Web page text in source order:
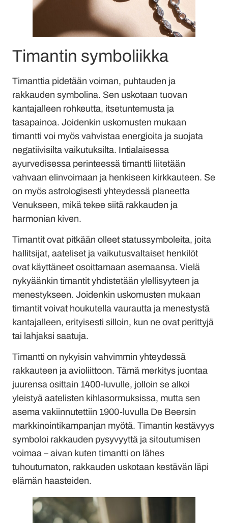
Timantin symboliikka
Timanttia pidetään voiman, puhtauden ja
rakkauden symbolina. Sen uskotaan tuovan
kantajalleen rohkeutta, itsetuntemusta ja
tasapainoa. Joidenkin uskomusten mukaan
timantti voi myös vahvistaa energioita ja suojata
negatiivisilta vaikutuksilta. Intialaisessa
ayurvedisessa perinteessä timantti liitetään
vahvaan elinvoimaan ja henkiseen kirkkauteen. Se
on myös astrologisesti yhteydessä planeetta
Venukseen, mikä tekee siitä rakkauden ja
harmonian kiven.
Timantit ovat pitkään olleet statussymboleita, joita
hallitsijat, aateliset ja vaikutusvaltaiset henkilöt
ovat käyttäneet osoittamaan asemaansa. Vielä
nykyäänkin timantit yhdistetään ylellisyyteen ja
menestykseen. Joidenkin uskomusten mukaan
timantit voivat houkutella vaurautta ja menestystä
kantajalleen, erityisesti silloin, kun ne ovat perittyjä
tai lahjaksi saatuja.
Timantti on nykyisin vahvimmin yhteydessä
rakkauteen ja avioliittoon. Tämä merkitys juontaa
juurensa osittain 1400-luvulle, jolloin se alkoi
yleistyä aatelisten kihlasormuksissa, mutta sen
asema vakiinnutettiin 1900-luvulla De Beersin
markkinointikampanjan myötä. Timantin kestävyys
symboloi rakkauden pysyvyyttä ja sitoutumisen
voimaa – aivan kuten timantti on lähes
tuhoutumaton, rakkauden uskotaan kestävän läpi
elämän haasteiden.